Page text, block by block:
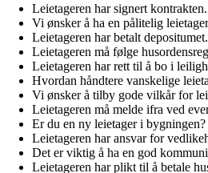
Leietageren har signert kontrakten.
Vi ønsker å ha en pålitelig
Leietageren har betalt depositumet.
Leietageren må følge
Leietageren har rett til å bo i
Hvordan håndtere vanskelige
Vi ønsker å tilby gode vilkår for
Leietageren må melde ifra ved
Er du en ny leietager i bygningen?
Leietageren har ansvar for
Det er viktig å ha en god
Leietageren har plikt til å betale